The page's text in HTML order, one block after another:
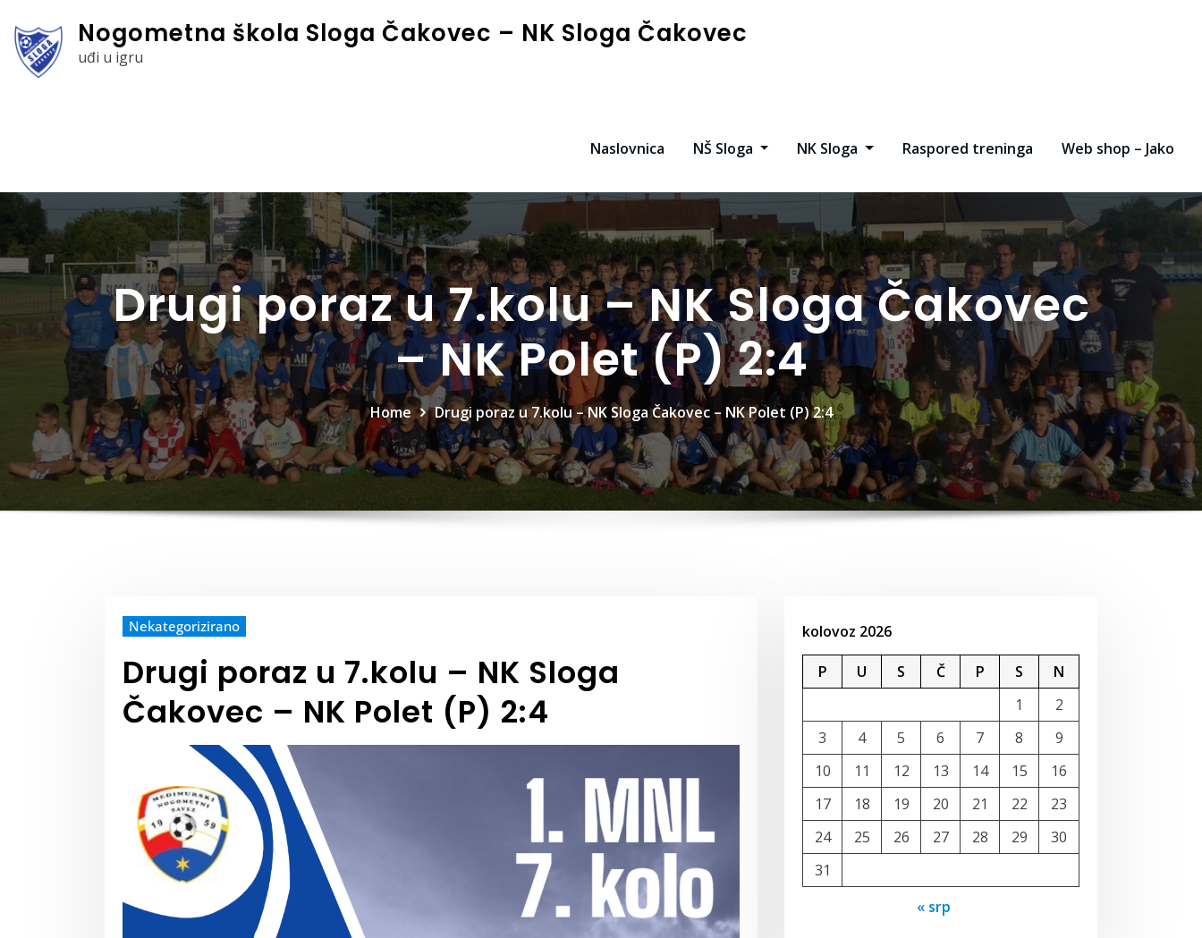
content
Nogometna škola Sloga Čakovec – NK Sloga Čakovec
uđi u igru
Naslovnica NŠ Sloga NK Sloga Raspored treninga Web shop – Jako
Drugi poraz u 7.kolu – NK Sloga Čakovec
– NK Polet (P) 2:4
Home Drugi poraz u 7.kolu – NK Sloga Čakovec – NK Polet (P) 2:4
Nekategorizirano
Drugi poraz u 7.kolu – NK Sloga
Čakovec – NK Polet (P) 2:4
kolovoz 2026
P U S Č P S
N
1
2
3
4 5 6 7 8
9
10
11 12 13 14 15
16
17
18 19 20 21 22
23
24
25 26 27 28 29
30
31
« srp